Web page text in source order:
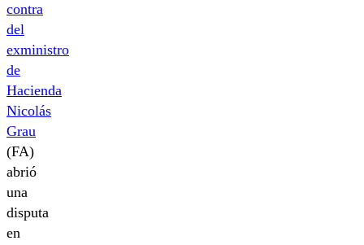
contra
del
exministro
de
Hacienda
Nicolás
Grau
(FA)
abrió
una
disputa
en